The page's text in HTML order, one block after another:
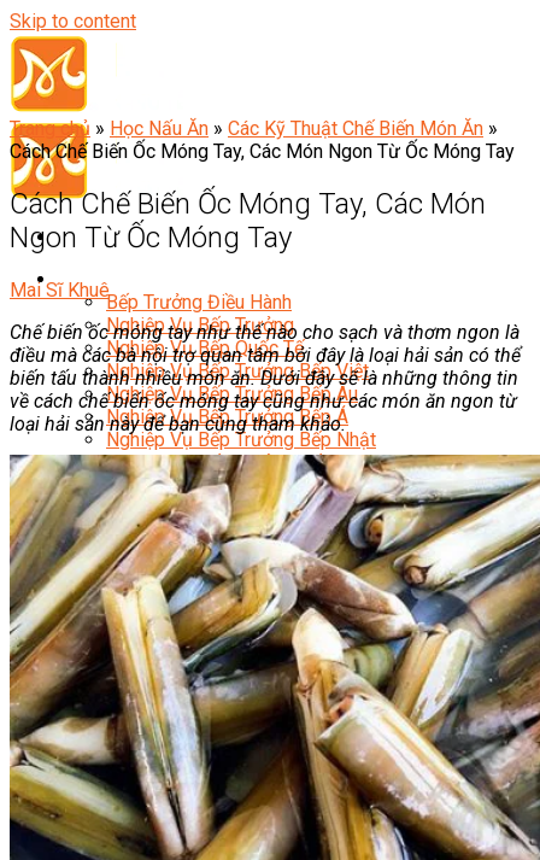
Skip to content
Đầu Bếp
Bếp Trưởng Điều Hành
Nghiệp Vụ Bếp Trưởng
Nghiệp Vụ Bếp Quốc Tế
Nghiệp Vụ Bếp Trưởng Bếp Việt
Nghiệp Vụ Bếp Trưởng Bếp Âu
Nghiệp Vụ Bếp Trưởng Bếp Á
Nghiệp Vụ Bếp Trưởng Bếp Nhật
Nghiệp Vụ Bếp Trưởng Bếp Hoa
Nghiệp Vụ Bếp Hàn
Nghiệp Vụ Bếp Thái
Nghiệp Vụ Bếp Chay
Nghiệp Vụ Quản Lý Bếp
Nghiệp Vụ Cấp Dưỡng
Nghiệp Vụ Bếp Phụ
Điểm Tâm Hồng Kông
Eat Clean
Food Stylist
Master Class
Bếp Gia Đình
Học Nấu Ăn Mở Quán
Chuyên Đề Bếp Nóng
Khởi Sự Kinh Doanh Ngành F&B
Khởi Sự Kinh Doanh Nhà Hàng
Bí Quyết Kinh Doanh và Vận Hành Mô Hình Ẩm
Thực
Trang chủ » Học Nấu Ăn » Các Kỹ Thuật Chế Biến Món Ăn »
Cách Chế Biến Ốc Móng Tay, Các Món Ngon Từ Ốc Móng Tay
Cách Chế Biến Ốc Móng Tay, Các Món
Ngon Từ Ốc Móng Tay
Mai Sĩ Khuê
Chế biến ốc móng tay như thế nào cho sạch và thơm ngon là
điều mà các bà nội trợ quan tâm bởi đây là loại hải sản có thể
biến tấu thành nhiều món ăn. Dưới đây sẽ là những thông tin
về cách chế biến ốc móng tay cũng như các món ăn ngon từ
loại hải sản này để bạn cùng tham khảo.